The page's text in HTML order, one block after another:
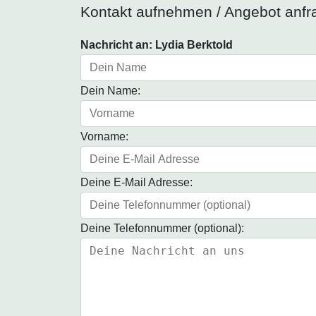
Kontakt aufnehmen / Angebot
Nachricht an: Lydia Berktold
Dein Name:
Vorname:
Deine E-Mail Adresse:
Deine Telefonnummer (optional):